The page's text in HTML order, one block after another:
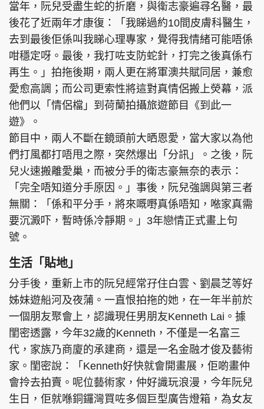
當年，阮兒受盡生蛇的折磨，與衛志豪遍尋名醫，最
後花了近兩年才康復：「我睇過約10間皮膚科醫生，
去到最後佢係叫我睇心理專家，覺得我情緒可能唔係
咁穩定呀。最後，我打咗支防蛇針，打完之後真係冇
再生。」拍拖後期，兩人更在將軍澳共賦同居，兼愈
愛愈高調；而公司更索性將這對真情侶搬上熒幕，派
他們以「情侶檔」到荷蘭拍攝旅遊節目《到此一
遊》。
節目中，兩人不斷在鏡頭前大晒恩愛，當大家以為他
們打風都打唔甩之際，突然爆出「分訊」。之後，阮
兒火速搬離愛巢，而被分手的衛志豪無奈的表示：
「完全唔知道分手原因。」事後，阮兒強調與第三者
無關：「係和平分手，將來嘅嘢真係唔知，𠵱家真需
要沉澱吓，暫時係冷靜期。」3年戀情正式畫上句
號。
生活「貼地」
分手後，重新上市的阮兒經常孖住白雲、劉晨芝等好
姊妹遊船河及夜蒲。一直恨拍拖的她，在一年半前於
一個朋友聚會上，認識現任男朋友Kenneth Lai。據
閨密透露，今年32歲的Kenneth，不僅是一名富三
代，家族乃商廈的承建商，還是一名金融才俊及藝術
家。閨密說：「Kenneth好快就會開畫展，佢啲畫仲
會拎去拍賣。呢位藝術家，仲好識玩浪漫，今年阮兒
生日，佢就喺銅鑼灣買咗多個巨型廣告燈箱，為女友